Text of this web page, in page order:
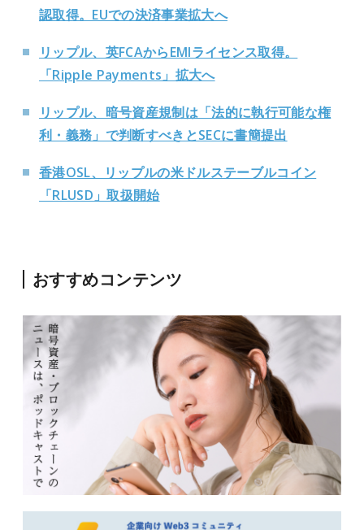
認取得。EUでの決済事業拡大へ
リップル、英FCAからEMIライセンス取得。
「Ripple Payments」拡大へ
リップル、暗号資産規制は「法的に執行可能な権
利・義務」で判断すべきとSECに書簡提出
香港OSL、リップルの米ドルステーブルコイン
「RLUSD」取扱開始
おすすめコンテンツ